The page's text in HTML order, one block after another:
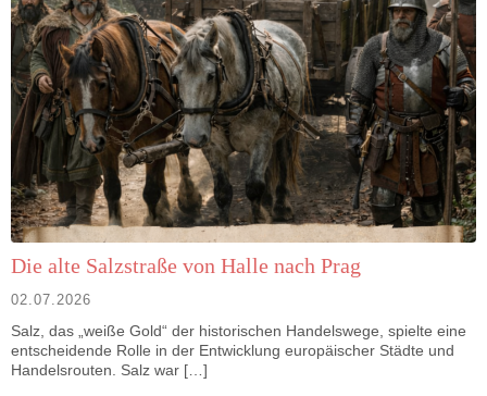
Die alte Salzstraße von Halle nach Prag
02.07.2026
Salz, das „weiße Gold“ der historischen Handelswege, spielte eine
entscheidende Rolle in der Entwicklung europäischer Städte und
Handelsrouten. Salz war […]